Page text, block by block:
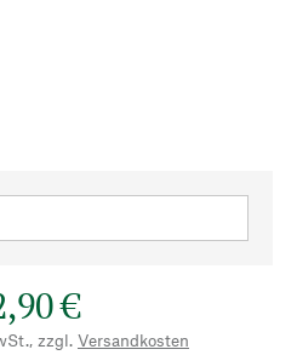
€
zzgl. Versandkosten